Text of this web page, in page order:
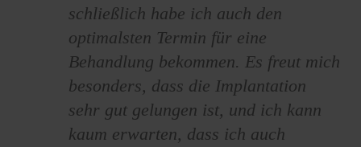
schließlich habe ich auch den
optimalsten Termin für eine
Behandlung bekommen. Es freut mich
besonders, dass die Implantation
sehr gut gelungen ist, und ich kann
kaum erwarten, dass ich auch